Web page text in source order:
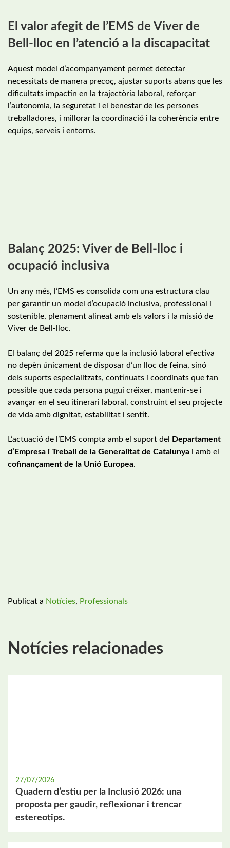
El valor afegit de l’EMS de Viver de
Bell-lloc en l’atenció a la discapacitat
Aquest model d’acompanyament permet detectar
necessitats de manera precoç, ajustar suports abans que les
dificultats impactin en la trajectòria laboral, reforçar
l’autonomia, la seguretat i el benestar de les persones
treballadores, i millorar la coordinació i la coherència entre
equips, serveis i entorns.
Balanç 2025: Viver de Bell-lloc i
ocupació inclusiva
Un any més, l’EMS es consolida com una estructura clau
per garantir un model d’ocupació inclusiva, professional i
sostenible, plenament alineat amb els valors i la missió de
Viver de Bell-lloc.
El balanç del 2025 referma que la inclusió laboral efectiva
no depèn únicament de disposar d’un lloc de feina, sinó
dels suports especialitzats, continuats i coordinats que fan
possible que cada persona pugui créixer, mantenir-se i
avançar en el seu itinerari laboral, construint el seu projecte
de vida amb dignitat, estabilitat i sentit.
L’actuació de l’EMS compta amb el suport del
Departament
d’Empresa i Treball de la Generalitat de Catalunya i amb el
cofinançament de la Unió Europea.
Publicat a Notícies, Professionals
Notícies relacionades
27/07/2026
Quadern d’estiu per la Inclusió 2026: una
proposta per gaudir, reflexionar i trencar
estereotips.